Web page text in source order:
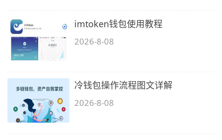
imtoken钱包使用教程
2026-8-08
冷钱包操作流程图文详解
2026-8-08